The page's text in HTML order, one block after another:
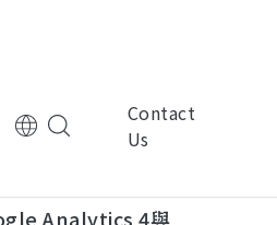
Contact
Us
Multinational Corporation
來
Analytics 4與